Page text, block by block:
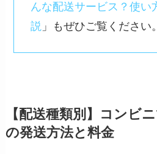
んな配送サービス？使い
説 」もぜひご覧ください。
【配送種類別】コンビ
の発送方法と料金